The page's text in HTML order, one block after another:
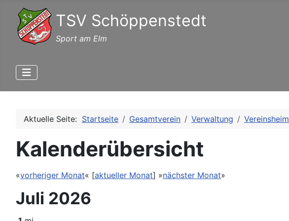
TSV Schöppenstedt
Sport am Elm
Aktuelle Seite: Startseite Gesamtverein Verwaltung Vereinsheim
Kalenderübersicht
«vorheriger Monat« [aktueller Monat] »nächster Monat»
Juli 2026